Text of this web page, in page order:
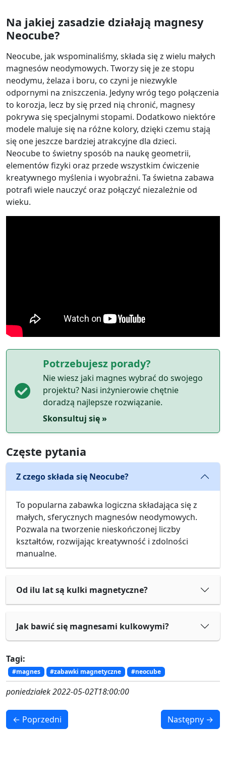
Na jakiej zasadzie działają magnesy
Neocube?
Neocube, jak wspominaliśmy, składa się z wielu małych
magnesów neodymowych. Tworzy się je ze stopu
neodymu, żelaza i boru, co czyni je niezwykle
odpornymi na zniszczenia. Jedyny wróg tego połączenia
to korozja, lecz by się przed nią chronić, magnesy
pokrywa się specjalnymi stopami. Dodatkowo niektóre
modele maluje się na różne kolory, dzięki czemu stają
się one jeszcze bardziej atrakcyjne dla dzieci.
Neocube to świetny sposób na naukę geometrii,
elementów fizyki oraz przede wszystkim ćwiczenie
kreatywnego myślenia i wyobraźni. Ta świetna zabawa
potrafi wiele nauczyć oraz połączyć niezależnie od
wieku.
Potrzebujesz porady?
Nie wiesz jaki magnes wybrać do swojego
projektu? Nasi inżynierowie chętnie
doradzą najlepsze rozwiązanie.
Skonsultuj się »
Częste pytania
Z czego składa się Neocube?
To popularna zabawka logiczna składająca się z
małych, sferycznych magnesów neodymowych.
Pozwala na tworzenie nieskończonej liczby
kształtów, rozwijając kreatywność i zdolności
manualne.
Od ilu lat są kulki magnetyczne?
Jak bawić się magnesami kulkowymi?
Tagi:
#magnes #zabawki magnetyczne #neocube
poniedziałek 2022-05-02T18:00:00
← Poprzedni Następny →